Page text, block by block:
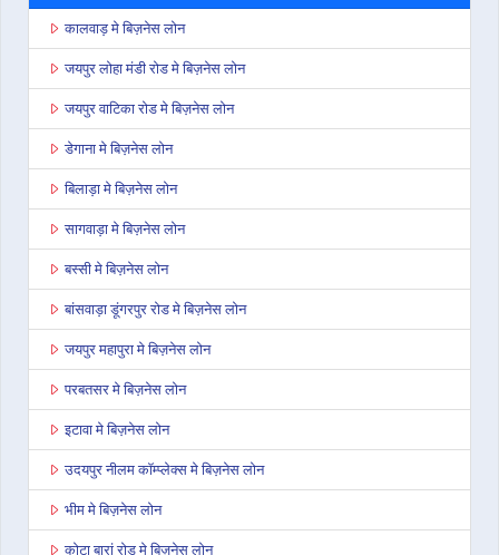
कालवाड़ मे बिज़नेस लोन
जयपुर लोहा मंडी रोड मे बिज़नेस लोन
जयपुर वाटिका रोड मे बिज़नेस लोन
डेगाना मे बिज़नेस लोन
बिलाड़ा मे बिज़नेस लोन
सागवाड़ा मे बिज़नेस लोन
बस्सी मे बिज़नेस लोन
बांसवाड़ा डूंगरपुर रोड मे बिज़नेस लोन
जयपुर महापुरा मे बिज़नेस लोन
परबतसर मे बिज़नेस लोन
इटावा मे बिज़नेस लोन
उदयपुर नीलम कॉम्प्लेक्स मे बिज़नेस लोन
भीम मे बिज़नेस लोन
कोटा बारां रोड मे बिज़नेस लोन